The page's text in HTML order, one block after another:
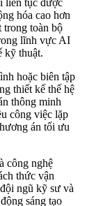
liên tục được
hóa cao hơn
trong toàn bộ
lĩnh vực AI
kỹ thuật.
hoặc biên tập
thiết kế thế hệ
thông minh
công việc lặp
án tối ưu
công nghệ
thức vận
ngũ kỹ sư và
sáng tạo